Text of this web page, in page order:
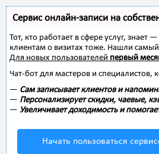
Сервис онлайн-записи на
Тот, кто работает в сфере услуг,
клиентам о визитах тоже. Нашли
Для новых пользователей первый
Чат-бот для мастеров и специалистов,
— Сам записывает клиентов и
— Персонализирует скидки, чаевые,
— Увеличивает доходимость и
Начать пользоваться